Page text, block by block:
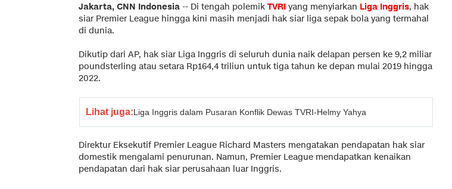
Jakarta, CNN Indonesia -- Di tengah polemik TVRI yang menyiarkan Liga Inggris, hak
siar Premier League hingga kini masih menjadi hak siar liga sepak bola yang termahal
di dunia.
Dikutip dari AP, hak siar Liga Inggris di seluruh dunia naik delapan persen ke 9,2 miliar
poundsterling atau setara Rp164,4 triliun untuk tiga tahun ke depan mulai 2019 hingga
2022.
Lihat juga:Liga Inggris dalam Pusaran Konflik Dewas TVRI-Helmy Yahya
Direktur Eksekutif Premier League Richard Masters mengatakan pendapatan hak siar
domestik mengalami penurunan. Namun, Premier League mendapatkan kenaikan
pendapatan dari hak siar perusahaan luar Inggris.